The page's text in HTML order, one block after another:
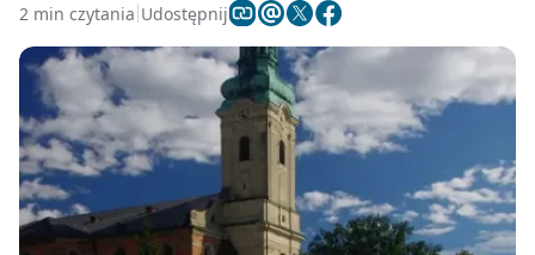
2 min czytania Udostępnij